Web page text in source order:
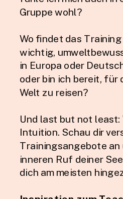
Gruppe wohl?
Wo findet das
wichtig,
in Europa oder
oder bin ich bereit, für
Welt zu reisen?
Und last but not least:
Intuition. Schau dir
Trainingsangebote
inneren Ruf deiner
dich am meisten